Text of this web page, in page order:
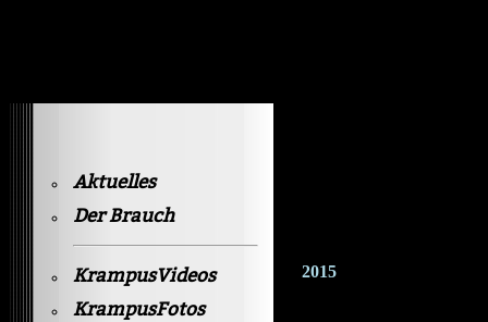
Aktuelles
Der Brauch
KrampusVideos
KrampusFotos
2015